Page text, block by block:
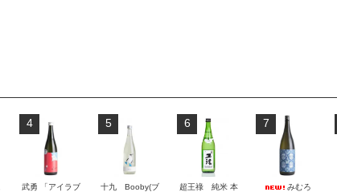
4
武勇 「アイラブ
5
十九 Booby(ブ
6
超王祿 純米 本
7
みむろ